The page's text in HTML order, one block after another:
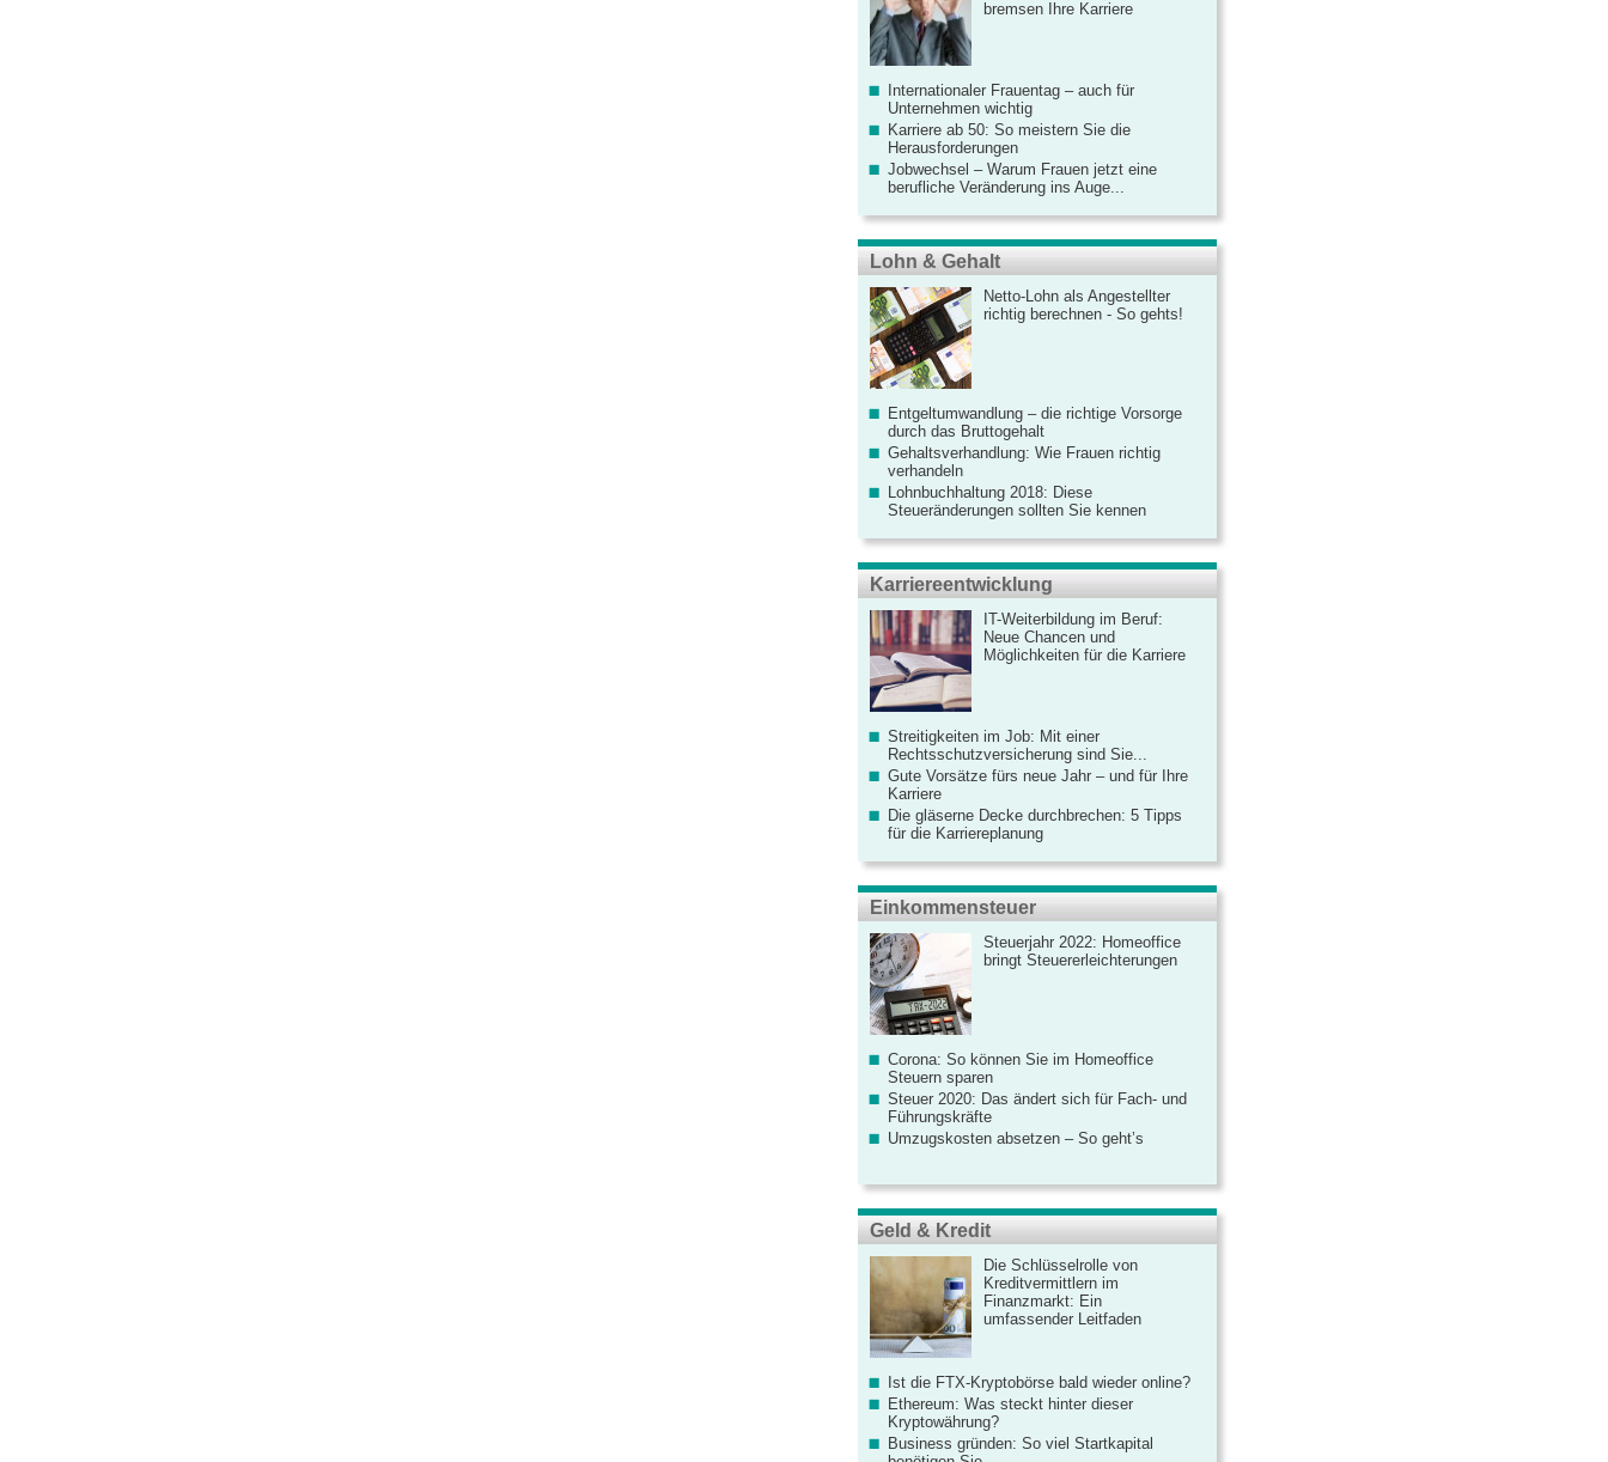
bremsen Ihre Karriere
Internationaler Frauentag – auch für
Unternehmen wichtig
Karriere ab 50: So meistern Sie die
Herausforderungen
Jobwechsel – Warum Frauen jetzt eine
berufliche Veränderung ins Auge...
Lohn & Gehalt
Netto-Lohn als Angestellter
richtig berechnen - So gehts!
Entgeltumwandlung – die richtige Vorsorge
durch das Bruttogehalt
Gehaltsverhandlung: Wie Frauen richtig
verhandeln
Lohnbuchhaltung 2018: Diese
Steueränderungen sollten Sie kennen
Karriereentwicklung
IT-Weiterbildung im Beruf:
Neue Chancen und
Möglichkeiten für die Karriere
Streitigkeiten im Job: Mit einer
Rechtsschutzversicherung sind Sie...
Gute Vorsätze fürs neue Jahr – und für Ihre
Karriere
Die gläserne Decke durchbrechen: 5 Tipps
für die Karriereplanung
Einkommensteuer
Steuerjahr 2022: Homeoffice
bringt Steuererleichterungen
Corona: So können Sie im Homeoffice
Steuern sparen
Steuer 2020: Das ändert sich für Fach- und
Führungskräfte
Umzugskosten absetzen – So geht’s
Geld & Kredit
Die Schlüsselrolle von
Kreditvermittlern im
Finanzmarkt: Ein
umfassender Leitfaden
Ist die FTX-Kryptobörse bald wieder online?
Ethereum: Was steckt hinter dieser
Kryptowährung?
Business gründen: So viel Startkapital